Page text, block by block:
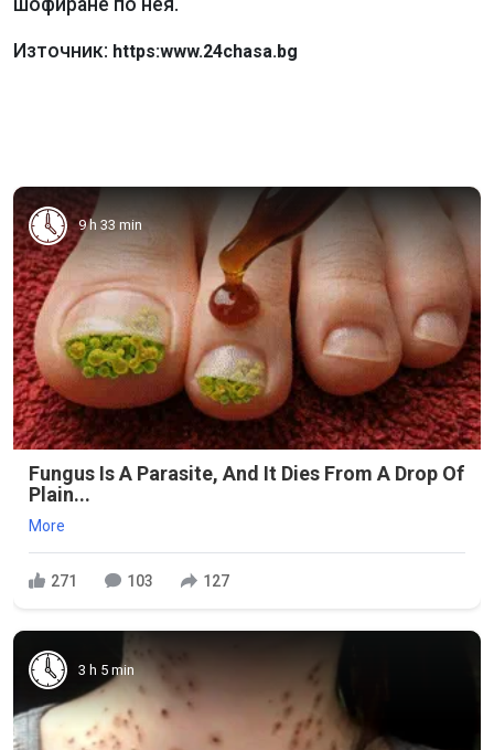
Източник: https:www.24chasa.bg
9 h 33 min
Fungus Is A Parasite, And It Dies From A Drop Of
Plain...
More
271 103 127
3 h 5 min